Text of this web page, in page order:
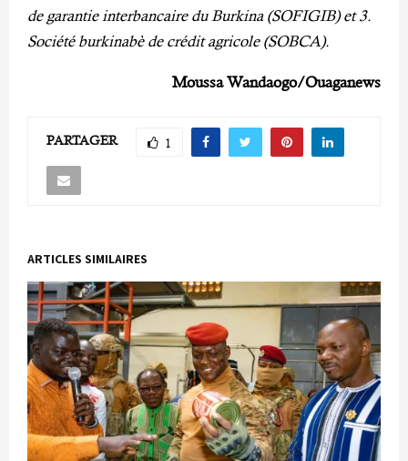
de garantie interbancaire du Burkina (SOFIGIB) et 3.
Société burkinabè de crédit agricole (SOBCA).
Moussa Wandaogo/Ouaganews
PARTAGER 1
ARTICLES SIMILAIRES